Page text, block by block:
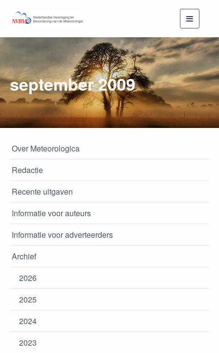
Toggle
september 2009
Over Meteorologica
Redactie
Recente uitgaven
Informatie voor auteurs
Informatie voor adverteerders
Archief
2026
2025
2024
2023